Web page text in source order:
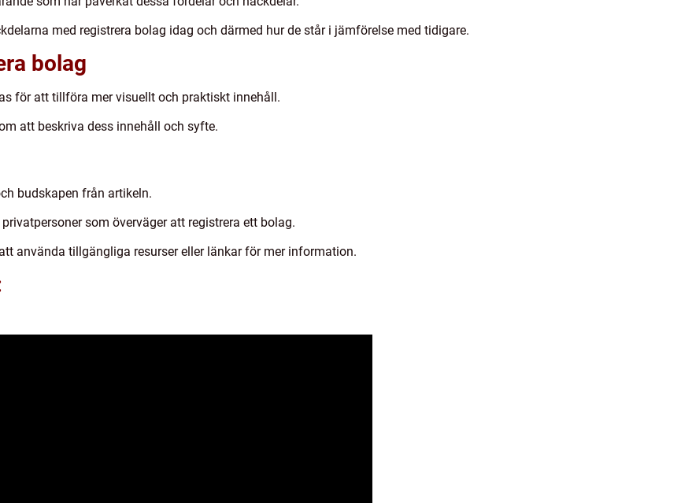
med registrera bolag idag och därmed hur de står i jämförelse med tidigare.
bolag
för att tillföra mer visuellt och praktiskt innehåll.
att beskriva dess innehåll och syfte.
budskapen från artikeln.
som överväger att registrera ett bolag.
använda tillgängliga resurser eller länkar för mer information.